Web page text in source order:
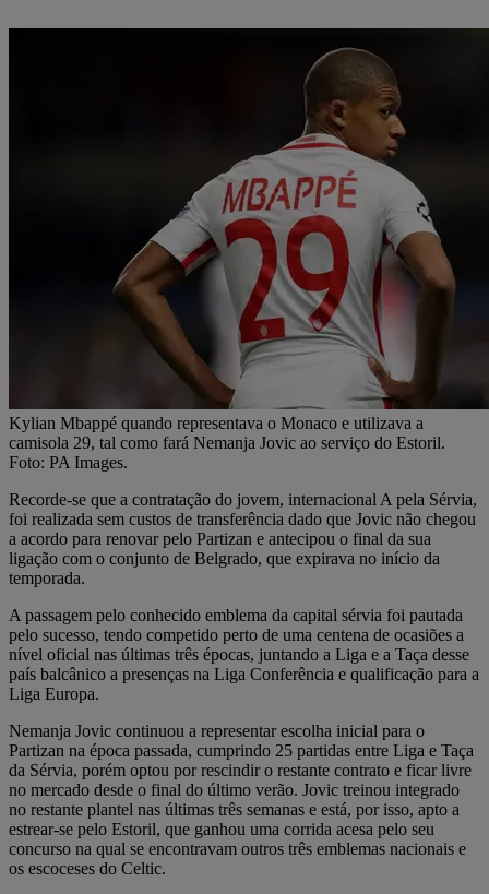
Kylian Mbappé quando representava o Monaco e utilizava a
camisola 29, tal como fará Nemanja Jovic ao serviço do Estoril.
Foto: PA Images.
Recorde-se que a contratação do jovem, internacional A pela Sérvia,
foi realizada sem custos de transferência dado que Jovic não chegou
a acordo para renovar pelo Partizan e antecipou o final da sua
ligação com o conjunto de Belgrado, que expirava no início da
temporada.
A passagem pelo conhecido emblema da capital sérvia foi pautada
pelo sucesso, tendo competido perto de uma centena de ocasiões a
nível oficial nas últimas três épocas, juntando a Liga e a Taça desse
país balcânico a presenças na Liga Conferência e qualificação para a
Liga Europa.
Nemanja Jovic continuou a representar escolha inicial para o
Partizan na época passada, cumprindo 25 partidas entre Liga e Taça
da Sérvia, porém optou por rescindir o restante contrato e ficar livre
no mercado desde o final do último verão. Jovic treinou integrado
no restante plantel nas últimas três semanas e está, por isso, apto a
estrear-se pelo Estoril, que ganhou uma corrida acesa pelo seu
concurso na qual se encontravam outros três emblemas nacionais e
os escoceses do Celtic.